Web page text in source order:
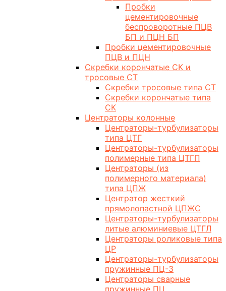
Пробки
цементировочные
беспроворотные ПЦВ
БП и ПЦН БП
Пробки цементировочные
ПЦВ и ПЦН
Скребки корончатые СК и
тросовые СТ
Скребки тросовые типа СТ
Скребки корончатые типа
СК
Центраторы колонные
Центраторы-турбулизаторы
типа ЦТГ
Центраторы-турбулизаторы
полимерные типа ЦТГП
Центраторы (из
полимерного материала)
типа ЦПЖ
Центратор жесткий
прямолопастной ЦПЖС
Центраторы-турбулизаторы
литые алюминиевые ЦТГЛ
Центраторы роликовые типа
ЦР
Центраторы-турбулизаторы
пружинные ПЦ-3
Центраторы сварные